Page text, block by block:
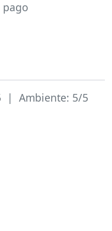
pago
| Ambiente: 5/5